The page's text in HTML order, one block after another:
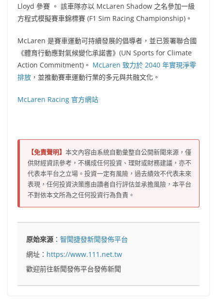
Lloyd 參賽 。 該車隊亦以 McLaren Shadow 之名參加一級
方程式模擬賽車錦標賽 (F1 Sim Racing Championship)。
McLaren 是賽車運動可持續發展的倡導者，並已簽署聯合國
《體育行動應對氣候變化承諾書》(UN Sports for Climate
Action Commitment)。 McLaren 致力於 2040 年實現淨零
排放 ，並推動賽車運動行業的多元與共融文化。
McLaren Racing 官方網站
【免責聲明】 本文內容由系統自動彙整自公開新聞來源，僅
供財經資訊參考，不構成任何投資、理財或財務建議，亦不
代表本平台之立場。投資一定有風險，過去績效不代表未來
表現，任何投資決策應由讀者自行評估並承擔風險，本平台
不對依本文所為之任何投資行為負責。
原始來源 ：智聞捷發新聞發佈平台
網址： https://www.111.net.tw
歡迎前往新聞發佈平台發佈新聞